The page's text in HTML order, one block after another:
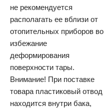
не рекомендуется
располагать ее вблизи от
отопительных приборов во
избежание
деформирования
поверхности тары.
Внимание! При поставке
товара пластиковый отвод
находится внутри бака,